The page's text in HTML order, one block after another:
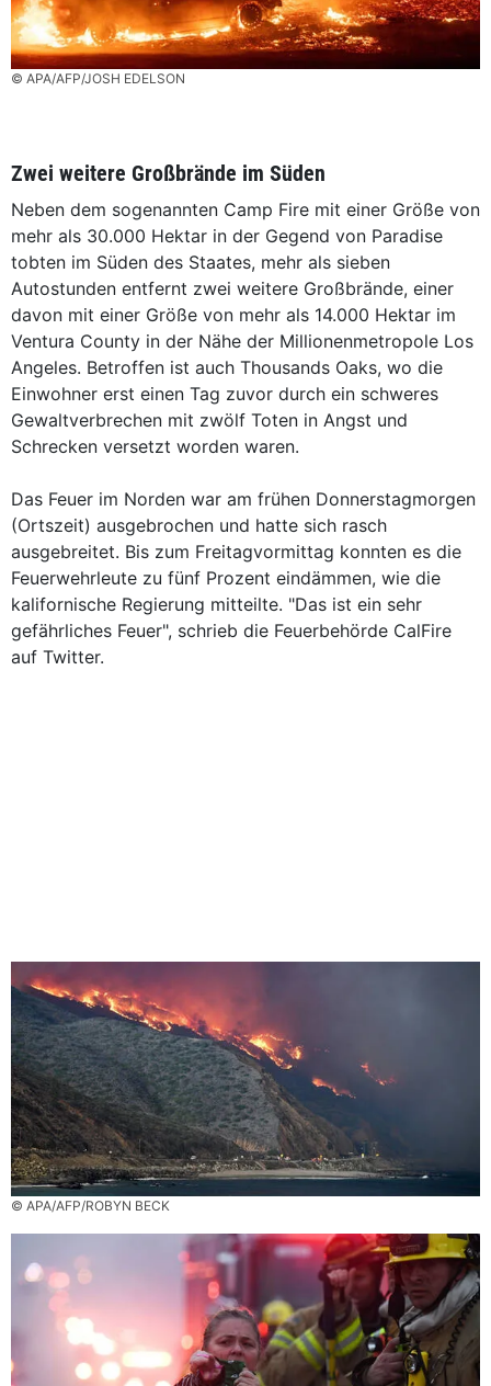
© APA/AFP/JOSH EDELSON
Zwei weitere Großbrände im Süden
Neben dem sogenannten Camp Fire mit einer Größe von
mehr als 30.000 Hektar in der Gegend von Paradise
tobten im Süden des Staates, mehr als sieben
Autostunden entfernt zwei weitere Großbrände, einer
davon mit einer Größe von mehr als 14.000 Hektar im
Ventura County in der Nähe der Millionenmetropole Los
Angeles. Betroffen ist auch Thousands Oaks, wo die
Einwohner erst einen Tag zuvor durch ein schweres
Gewaltverbrechen mit zwölf Toten in Angst und
Schrecken versetzt worden waren.
Das Feuer im Norden war am frühen Donnerstagmorgen
(Ortszeit) ausgebrochen und hatte sich rasch
ausgebreitet. Bis zum Freitagvormittag konnten es die
Feuerwehrleute zu fünf Prozent eindämmen, wie die
kalifornische Regierung mitteilte. "Das ist ein sehr
gefährliches Feuer", schrieb die Feuerbehörde CalFire
auf Twitter.
© APA/AFP/ROBYN BECK